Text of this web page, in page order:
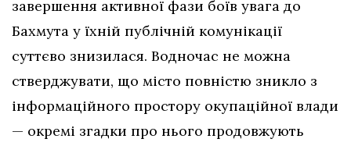
завершення активної фази боїв увага до
Бахмута у їхній публічній комунікації
суттєво знизилася. Водночас не можна
стверджувати, що місто повністю зникло з
інформаційного простору окупаційної влади
— окремі згадки про нього продовжують